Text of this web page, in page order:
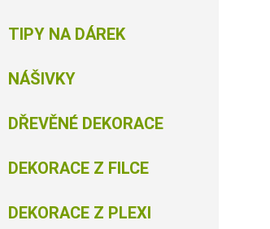
TIPY NA DÁREK
NÁŠIVKY
DŘEVĚNÉ DEKORACE
DEKORACE Z FILCE
DEKORACE Z PLEXI